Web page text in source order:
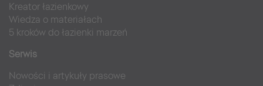
Kreator łazienkowy
Wiedza o materiałach
5 kroków do łazienki marzeń
Serwis
Nowości i artykuły prasowe